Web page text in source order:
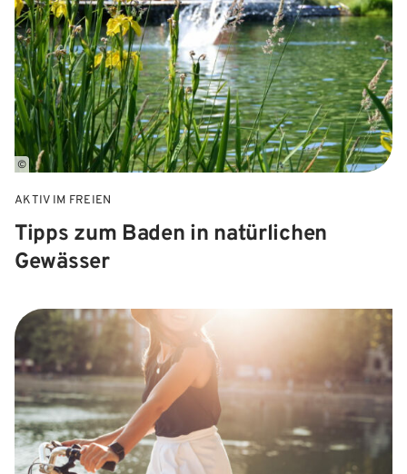
©
AKTIV IM FREIEN
Tipps zum Baden in natürlichen
Gewässer